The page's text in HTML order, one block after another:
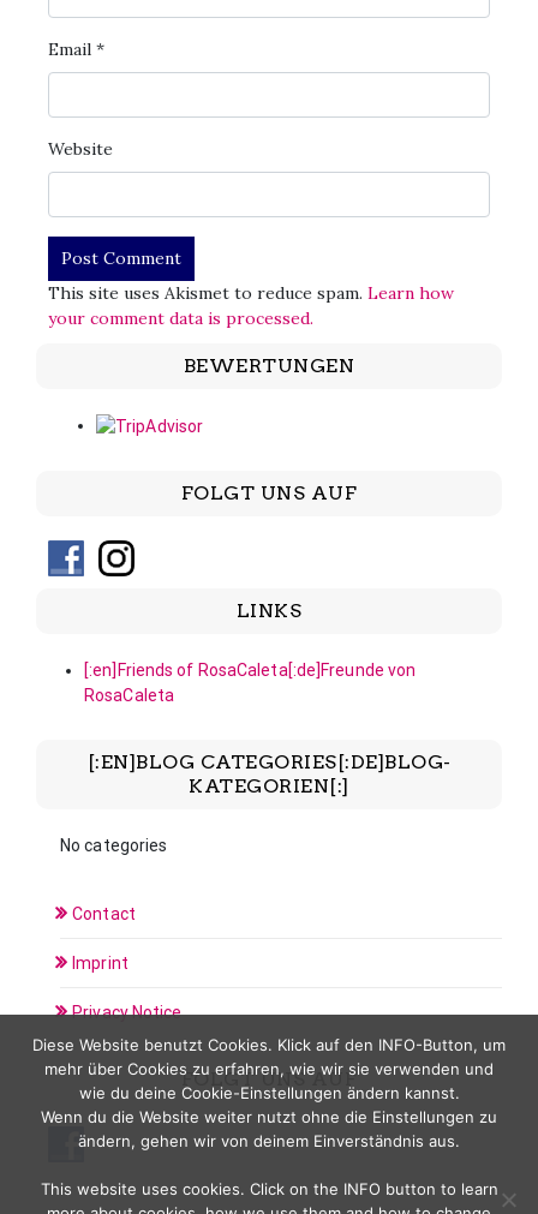
Email *
Website
This site uses Akismet to reduce spam. Learn how
your comment data is processed.
BEWERTUNGEN
FOLGT UNS AUF
LINKS
[:en]Friends of RosaCaleta[:de]Freunde von
RosaCaleta
[:EN]BLOG CATEGORIES[:DE]BLOG-
KATEGORIEN[:]
No categories
Contact
Imprint
Privacy Notice
FOLGT UNS AUF
Diese Website benutzt Cookies. Klick auf den INFO-Button, um
mehr über Cookies zu erfahren, wie wir sie verwenden und
wie du deine Cookie-Einstellungen ändern kannst.
Wenn du die Website weiter nutzt ohne die Einstellungen zu
ändern, gehen wir von deinem Einverständnis aus.
This website uses cookies. Click on the INFO button to learn